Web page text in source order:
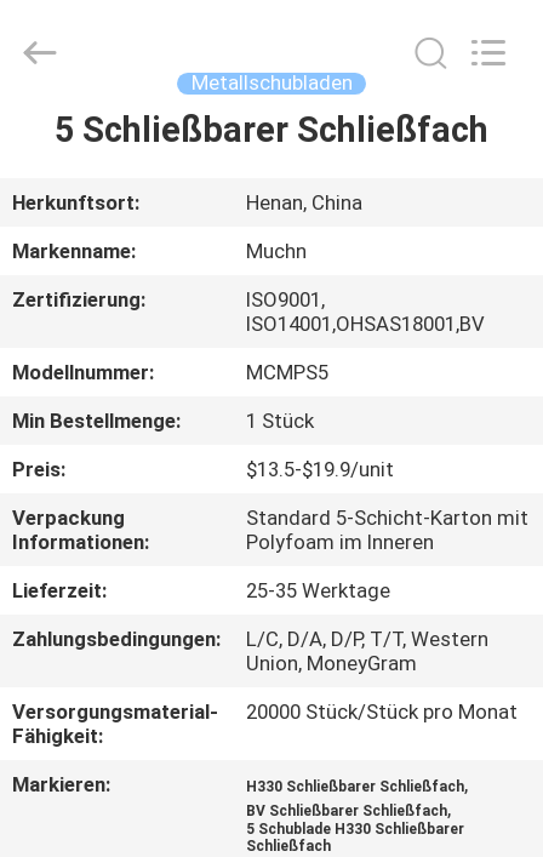
HAUS
PRODUKTE
ÜBER
FABRIK-
QUALITÄTSKONTROLLE
TRETEN
SIE
UNS
VERBINDUNG
Rights
Reserved.
Metallschubladen
5 Schließbarer Schließfach
Herkunftsort:
Henan, China
Markenname:
Muchn
Zertifizierung:
ISO9001,
ISO14001,OHSAS18001,BV
Modellnummer:
MCMPS5
Min Bestellmenge:
1 Stück
Preis:
$13.5-$19.9/unit
Verpackung
Informationen:
Standard 5-Schicht-Karton mit
Polyfoam im Inneren
Lieferzeit:
25-35 Werktage
Zahlungsbedingungen:
L/C, D/A, D/P, T/T, Western
Union, MoneyGram
Versorgungsmaterial-
Fähigkeit:
20000 Stück/Stück pro Monat
Markieren: H330 Schließbarer Schließfach,
BV Schließbarer Schließfach,
5 Schublade H330 Schließbarer
Schließfach